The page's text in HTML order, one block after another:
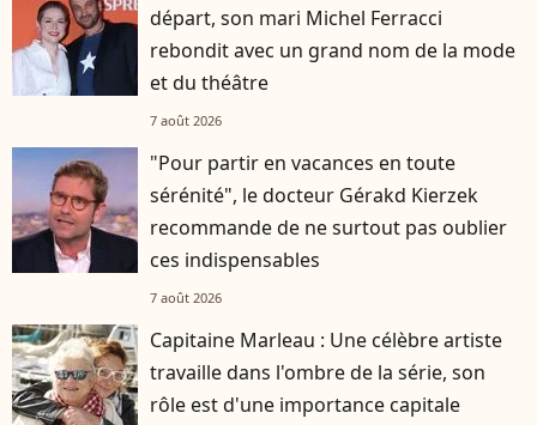
départ, son mari Michel Ferracci
rebondit avec un grand nom de la mode
et du théâtre
7 août 2026
"Pour partir en vacances en toute
sérénité", le docteur Gérakd Kierzek
recommande de ne surtout pas oublier
ces indispensables
7 août 2026
Capitaine Marleau : Une célèbre artiste
travaille dans l'ombre de la série, son
rôle est d'une importance capitale